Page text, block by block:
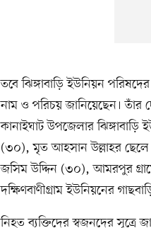
তবে ঝিঙ্গাবাড়ি ইউনিয়ন
নাম ও পরিচয় জানিয়েছেন। তাঁর
কানাইঘাট উপজেলার
(৩০), মৃত আহসান উল্লাহর
জসিম উদ্দিন (৩০), আমরপুর
দক্ষিণবাণীগ্রাম ইউনিয়নের
নিহত ব্যক্তিদের স্বজনদের